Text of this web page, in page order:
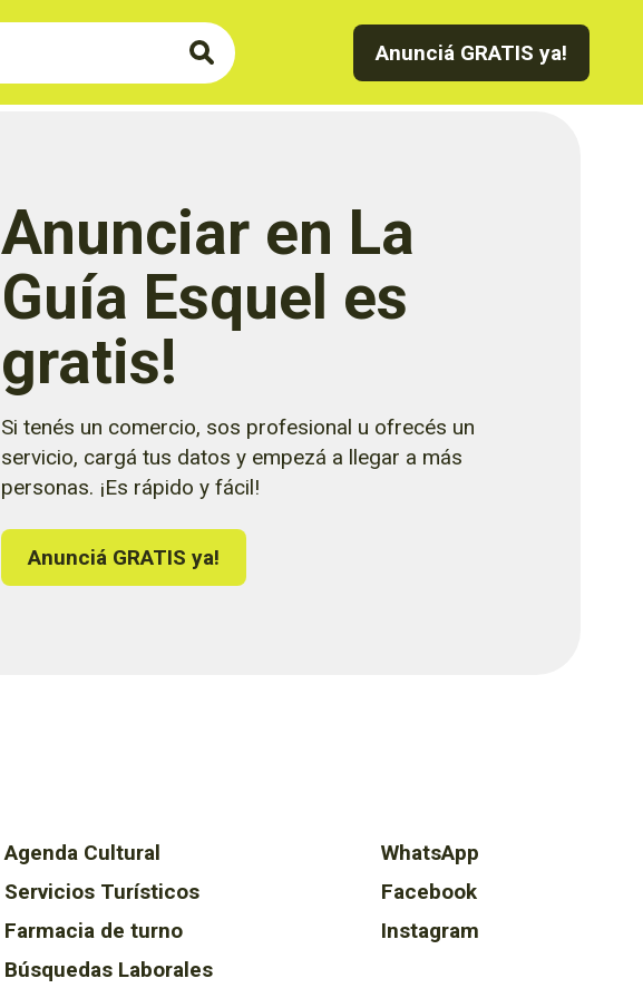
Anunciá GRATIS ya!
Anunciar en La
Guía Esquel es
gratis!
Si tenés un comercio, sos profesional u ofrecés un
servicio, cargá tus datos y empezá a llegar a más
personas. ¡Es rápido y fácil!
Anunciá GRATIS ya!
Agenda Cultural
Servicios Turísticos
Farmacia de turno
Búsquedas Laborales
WhatsApp
Facebook
Instagram